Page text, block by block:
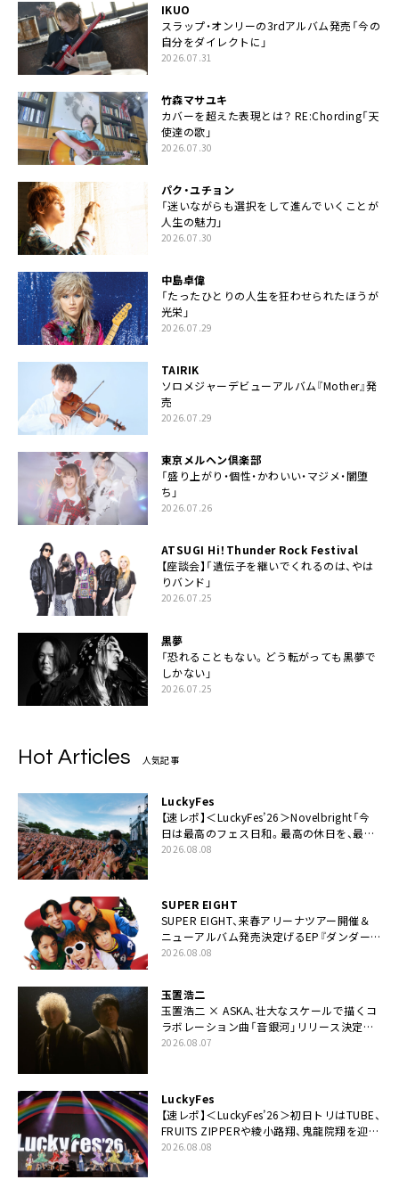
IKUO
スラップ・オンリーの3rdアルバム発売「今の
自分をダイレクトに」
2026.07.31
竹森マサユキ
カバーを超えた表現とは？ RE:Chording「天
使達の歌」
2026.07.30
パク・ユチョン
「迷いながらも選択をして進んでいくことが
人生の魅力」
2026.07.30
中島卓偉
「たったひとりの人生を狂わせられたほうが
光栄」
2026.07.29
TAIRIK
ソロメジャーデビューアルバム『Mother』発
売
2026.07.29
東京メルヘン倶楽部
「盛り上がり・個性・かわいい・マジメ・闇堕
ち」
2026.07.26
ATSUGI Hi！Thunder Rock Festival
【座談会】「遺伝子を継いでくれるのは、やは
りバンド」
2026.07.25
黒夢
「恐れることもない。どう転がっても黒夢で
しかない」
2026.07.25
Hot Articles 人気記事
LuckyFes
【速レポ】＜LuckyFes’26＞Novelbright「今
日は最高のフェス日和。最高の休日を、最高
の夏休みを作っていきたい」
2026.08.08
SUPER EIGHT
SUPER EIGHT、来春アリーナツアー開催＆
ニューアルバム発売決定げるEP『ダンダー
ラ』本日リリース
2026.08.08
玉置浩二
玉置浩二 × ASKA、壮大なスケールで描くコ
ラボレーション曲「音銀河」リリース決定。
カップリングには新曲「命の宿り」収録も
2026.08.07
LuckyFes
【速レポ】＜LuckyFes’26＞初日トリはTUBE、
FRUITS ZIPPERや綾小路翔、鬼龍院翔を迎え
た豪華コラボも「知ってたらぜひ一緒に歌っ
2026.08.08